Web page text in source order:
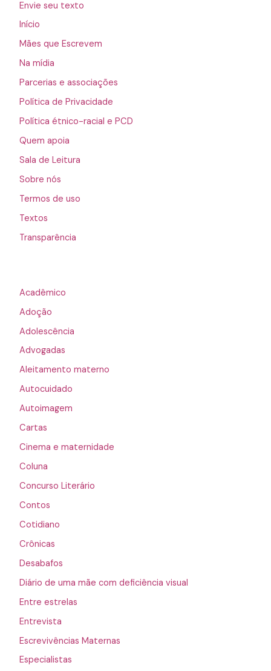
Envie seu texto
Início
Mães que Escrevem
Na mídia
Parcerias e associações
Política de Privacidade
Política étnico-racial e PCD
Quem apoia
Sala de Leitura
Sobre nós
Termos de uso
Textos
Transparência
Acadêmico
Adoção
Adolescência
Advogadas
Aleitamento materno
Autocuidado
Autoimagem
Cartas
Cinema e maternidade
Coluna
Concurso Literário
Contos
Cotidiano
Crônicas
Desabafos
Diário de uma mãe com deficiência visual
Entre estrelas
Entrevista
Escrevivências Maternas
Especialistas